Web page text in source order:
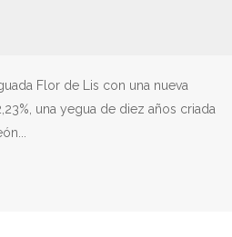
Flor de Lis con una nueva
una yegua de diez años criada